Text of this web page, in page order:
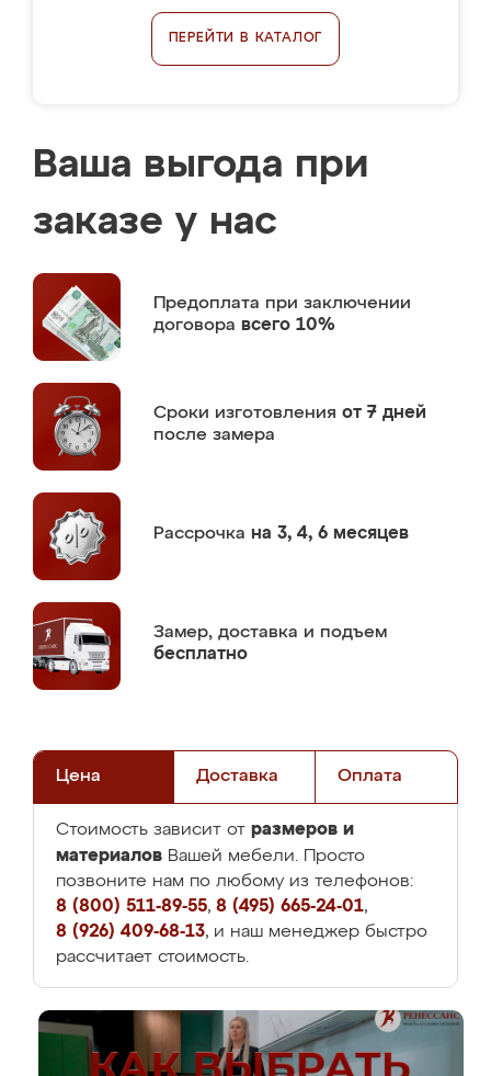
ПЕРЕЙТИ В КАТАЛОГ
Ваша выгода при
заказе у нас
Предоплата при заключении
договора всего 10%
Сроки изготовления от 7 дней
после замера
Рассрочка на 3, 4, 6 месяцев
Замер, доставка и подъем
бесплатно
Цена Доставка Оплата
Стоимость зависит от размеров и
материалов Вашей мебели. Просто
позвоните нам по любому из телефонов:
8 (800) 511-89-55, 8 (495) 665-24-01,
8 (926) 409-68-13, и наш менеджер быстро
рассчитает стоимость.